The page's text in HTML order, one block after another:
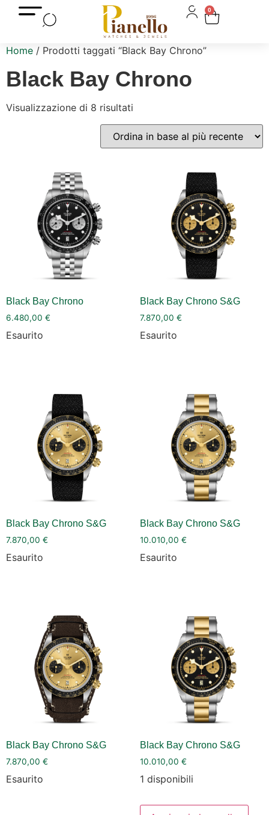
0
Home / Prodotti taggati “Black Bay Chrono”
Black Bay Chrono
Visualizzazione di 8 risultati
Black Bay Chrono
6.480,00 €
Esaurito
Black Bay Chrono S&G
7.870,00 €
Esaurito
Black Bay Chrono S&G
7.870,00 €
Esaurito
Black Bay Chrono S&G
10.010,00 €
Esaurito
Black Bay Chrono S&G
7.870,00 €
Esaurito
Black Bay Chrono S&G
10.010,00 €
1 disponibili